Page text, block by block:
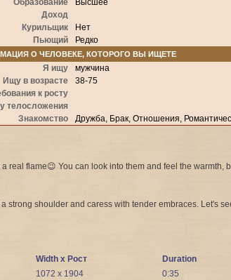
Образование
Высшее
Доход
Курильщик
Нет
Пьющий
Редко
О ЧЕЛОВЕКЕ, КОТОРОГО ВЫ ИЩЕТЕ
Я ищу
мужчина
Ищу в возрасте
38-75
к росту
телосложения
Знакомство
Дружба, Брак, Отношения,
real flame😉 You can look into them and feel the warmth,
strong shoulder and caress with tender embraces. Let's
Width x Рост Duration
1072 x 1904 0:35